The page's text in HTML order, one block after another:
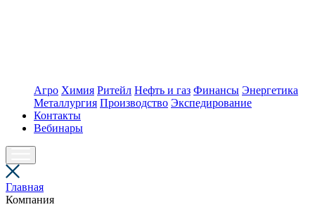
Агро Химия Ритейл Нефть и газ Финансы Энергетика
Металлургия Производство Экспедирование
Контакты
Вебинары
Главная
Компания